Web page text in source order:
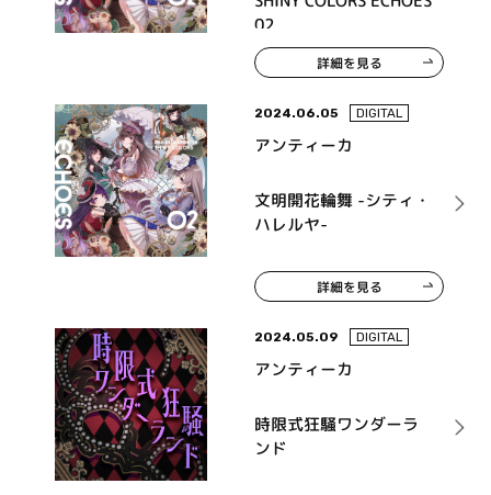
02
詳細を見る
2024.06.05 DIGITAL
アンティーカ
文明開花輪舞 -シティ・
ハレルヤ-
詳細を見る
2024.05.09 DIGITAL
アンティーカ
時限式狂騒ワンダーラ
ンド